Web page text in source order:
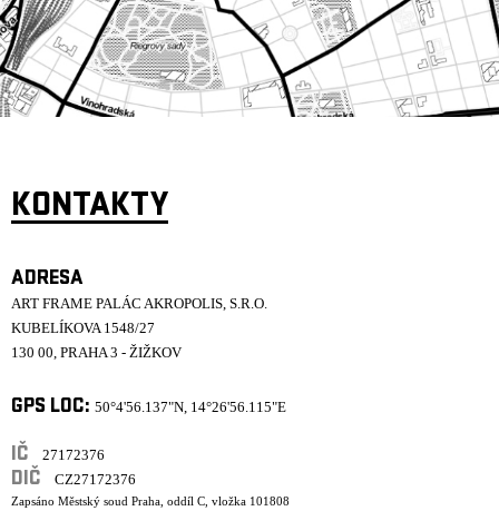
KONTAKTY
ADRESA
ART FRAME PALÁC AKROPOLIS, S.R.O.
KUBELÍKOVA 1548/27
130 00, PRAHA 3 - ŽIŽKOV
GPS LOC: 50°4'56.137"N, 14°26'56.115"E
IČ 27172376
DIČ CZ27172376
Zapsáno Městský soud Praha, oddíl C, vložka 101808